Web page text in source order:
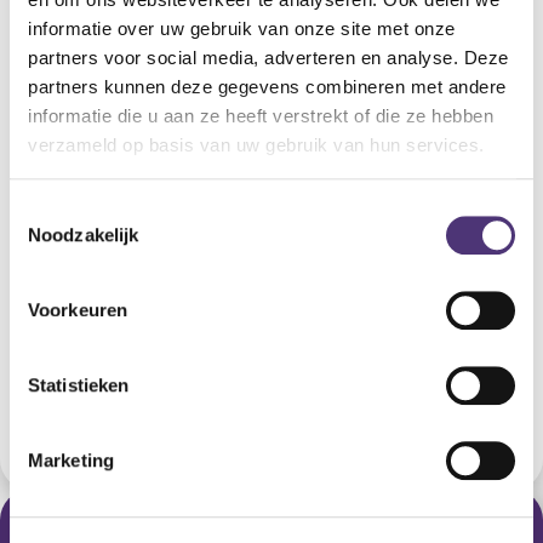
informatie over uw gebruik van onze site met onze
partners voor social media, adverteren en analyse. Deze
partners kunnen deze gegevens combineren met andere
informatie die u aan ze heeft verstrekt of die ze hebben
verzameld op basis van uw gebruik van hun services.
Noodzakelijk
Voorkeuren
Statistieken
Marketing
West-Vlaanderen en Antwerpen.
Bij een Zorg&Meer-punt kan je terecht voor:
Hetaankopenvan vertrouwde producten
Het
bestellen
aanvragen
mobiliteitshulpmiddel
onzemobiliteitsverstrekkers
Zoek een Zorg&Meer-punt
Demopunten